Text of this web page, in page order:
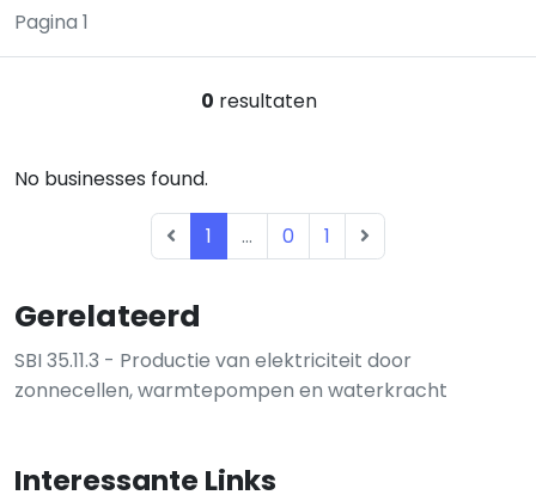
Pagina 1
Gerelateerd
SBI 35.11.3 - Productie van elektriciteit door
zonnecellen, warmtepompen en waterkracht
Interessante Links
0 resultaten
No businesses found.
1 ... 0 1